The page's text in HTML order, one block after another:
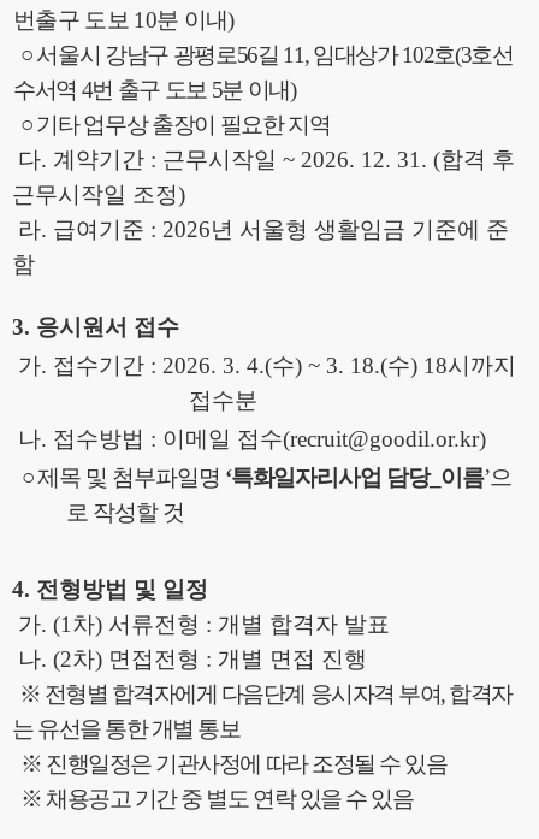
번출구 도보 10분 이내)
○서울시 강남구 광평로56길 11,임대상가102호(3호선
수서역 4번 출구 도보 5분 이내)
○기타 업무상 출장이 필요한 지역
다. 계약기간 : 근무시작일 ~ 2026. 12. 31. (합격 후
근무시작일 조정)
라. 급여기준 : 2026년 서울형 생활임금 기준에 준
함
3. 응시원서 접수
가. 접수기간 : 2026. 3. 4.(수) ~ 3. 18.(수) 18시까지
접수분
나. 접수방법 : 이메일 접수(recruit@goodil.or.kr)
○제목 및 첨부파일명 ‘특화일자리사업 담당_ 이름’으
로 작성할 것
4. 전형방법 및 일정
가. (1차) 서류전형 : 개별 합격자 발표
나. (2차) 면접전형 : 개별 면접 진행
※ 전형별 합격자에게 다음단계 응시자격 부여,합격자
는 유선을 통한 개별 통보
※ 진행일정은 기관사정에 따라 조정될 수 있음
※ 채용공고 기간 중 별도 연락 있을 수 있음